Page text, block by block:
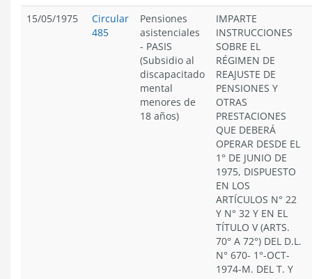
15/05/1975
Circular
485
Pensiones
asistenciales
- PASIS
(Subsidio al
discapacitado
mental
menores de
18 años)
IMPARTE
INSTRUCCIONES
SOBRE EL
RÉGIMEN DE
REAJUSTE DE
PENSIONES Y
OTRAS
PRESTACIONES
QUE DEBERÁ
OPERAR DESDE EL
1° DE JUNIO DE
1975, DISPUESTO
EN LOS
ARTÍCULOS N° 22
Y N° 32 Y EN EL
TÍTULO V (ARTS.
70° A 72°) DEL D.L.
N° 670- 1°-OCT-
1974-M. DEL T. Y